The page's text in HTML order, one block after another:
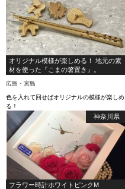
オリジナル模様が楽しめる！ 地元の素
材を使った『こまの箸置き』。
広島・宮島
色を入れて回せばオリジナルの模様が楽しめ
る！
神奈川県
フラワー時計ホワイトピンクM